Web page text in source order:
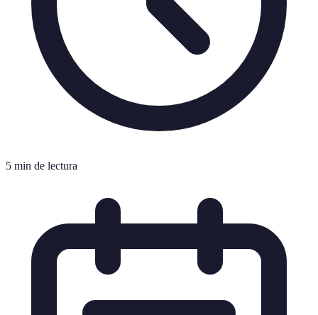
5 min de lectura